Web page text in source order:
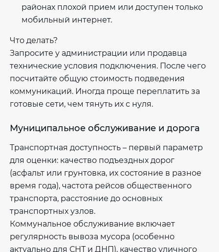
районах плохой прием или доступен только
мобильный интернет.
Что делать?
Запросите у администрации или продавца
технические условия подключения. После чего
посчитайте общую стоимость подведения
коммуникаций. Иногда проще переплатить за
готовые сети, чем тянуть их с нуля.
Муниципальное обслуживание и дорога
Транспортная доступность – первый параметр
для оценки: качество подъездных дорог
(асфальт или грунтовка, их состояние в разное
время года), частота рейсов общественного
транспорта, расстояние до основных
транспортных узлов.
Коммунальное обслуживание включает
регулярность вывоза мусора (особенно
актуально для СНТ и ДНП), качество уличного